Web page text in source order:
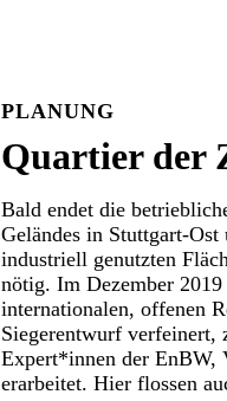
PLANUNG
Quartier der
Bald endet die
Geländes in Stuttgart-
industriell genutzten
nötig. Im Dezember
internationalen, offenen
Siegerentwurf verfeinert,
Expert*innen der EnBW,
erarbeitet. Hier flossen